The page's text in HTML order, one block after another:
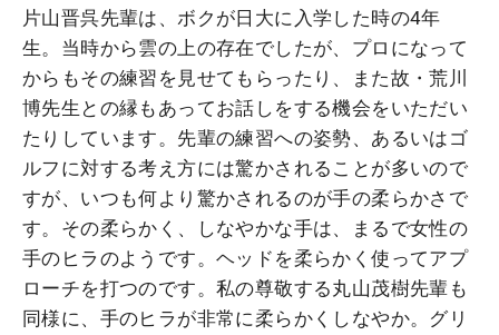
片山晋呉先輩は、ボクが日大に入学した時の4年
生。当時から雲の上の存在でしたが、プロになって
からもその練習を見せてもらったり、また故・荒川
博先生との縁もあってお話しをする機会をいただい
たりしています。先輩の練習への姿勢、あるいはゴ
ルフに対する考え方には驚かされることが多いので
すが、いつも何より驚かされるのが手の柔らかさで
す。その柔らかく、しなやかな手は、まるで女性の
手のヒラのようです。ヘッドを柔らかく使ってアプ
ローチを打つのです。私の尊敬する丸山茂樹先輩も
同様に、手のヒラが非常に柔らかくしなやか。グリ